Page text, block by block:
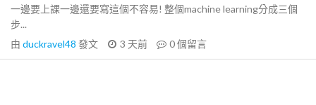
一邊要上課一邊還要寫這個不容易! 整個machine learning分成三個
步...
由 duckravel48 發文 3 天前 0個留言